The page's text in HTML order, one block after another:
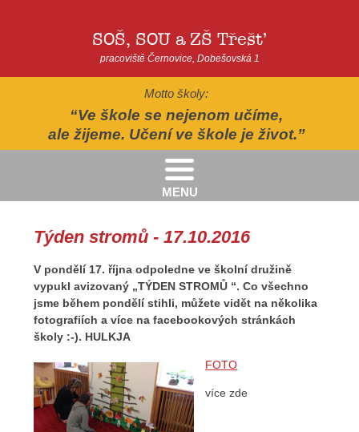
MENU
Motto školy:
Ve škole se nejenom učíme,
ale žijeme. Učení ve škole je život.
SOŠ, SOU a ZŠ Třešť
pracoviště Černovice, Dobešovská 1
Týden stromů - 17.10.2016
V pondělí 17. října odpoledne ve školní družině
vypukl avizovaný „TÝDEN STROMŮ “. Co všechno
jsme během pondělí stihli, můžete vidět na několika
fotografiích a více na facebookových stránkách
školy :-). HULKJA
FOTO
více zde